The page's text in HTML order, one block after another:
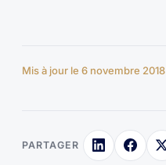
Mis à jour le 6 novembre 2018
PARTAGER